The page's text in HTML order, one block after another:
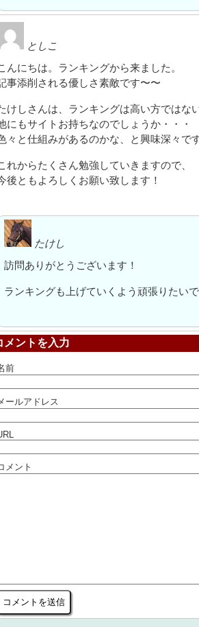
としこ
んにちは。ランキングから来ました。
事添削される優しさ素敵です〜〜
けしさんは、ランキングは高い方ではな
にもサイトお持ちなのでしょうか・・・
々と仕組みがあるのかな、と興味深々で
れからたくさん勉強していきますので、
後ともよろしくお願い致します！
たけし
訪問ありがとうございます！
ランキングも上げていくよう頑張りたいで
メントを入力
前
ールアドレス
メント